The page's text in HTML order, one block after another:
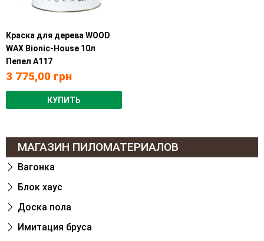
Краска для дерева WOOD
WAX Bionic-House 10л
Пепел А117
3 775,00 грн
КУПИТЬ
МАГАЗИН ПИЛОМАТЕРИАЛОВ
Вагонка
Блок хаус
Доска пола
Имитация бруса